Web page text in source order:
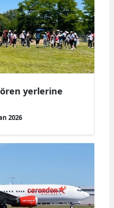
yerlerine
2026